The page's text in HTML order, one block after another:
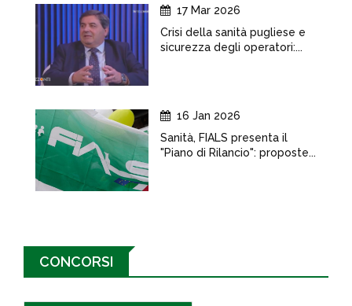
17 Mar 2026
Crisi della sanità pugliese e
sicurezza degli operatori:...
16 Jan 2026
Sanità, FIALS presenta il
"Piano di Rilancio": proposte...
CONCORSI